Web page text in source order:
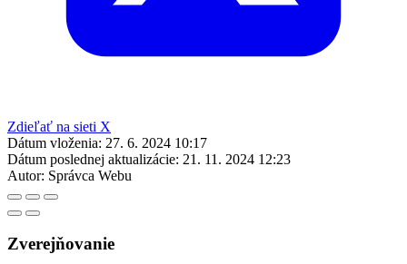
Zdieľať na sieti X
Dátum vloženia: 27. 6. 2024 10:17
Dátum poslednej aktualizácie: 21. 11. 2024 12:23
Autor: Správca Webu
Zverejňovanie